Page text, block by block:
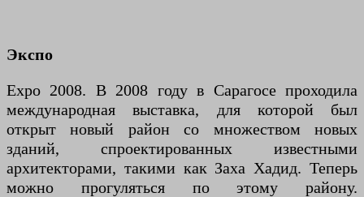
Экспо
Expo 2008. В 2008 году в Сарагосе проходила
международная выставка, для которой был
открыт новый район со множеством новых
зданий, спроектированных известными
архитекторами, такими как Заха Хадид. Теперь
можно прогуляться по этому району.